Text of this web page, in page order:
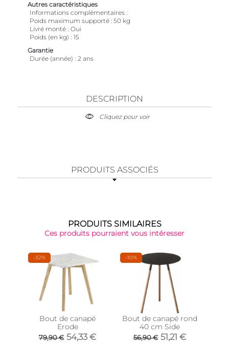
Autres caractéristiques
Informations complémentaires
Poids maximum supporté : 50 kg
Livré monté Oui
Poids (en kg)
15
Garantie
Durée (année)
2 ans
DESCRIPTION
Cliquez pour voir
PRODUITS ASSOCIÉS
PRODUITS SIMILAIRES
Ces produits pourraient vous intéresser
-32%
Bout de canapé
Erode
79,90 € 54,33 €
-10%
Bout de canapé rond
40 cm Side
56,90 € 51,21 €